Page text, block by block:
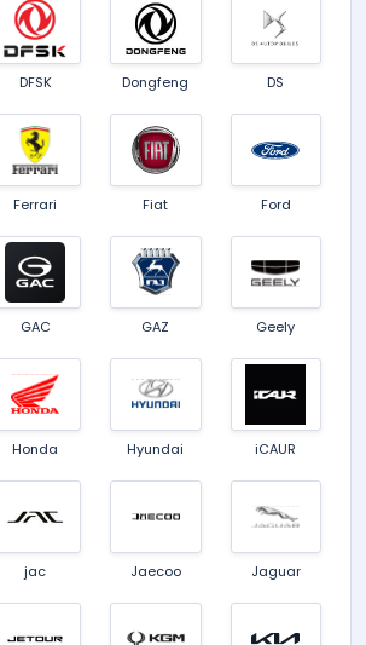
DFSK Dongfeng DS
Ferrari Fiat Ford
GAC GAZ Geely
Honda Hyundai iCAUR
jac Jaecoo Jaguar